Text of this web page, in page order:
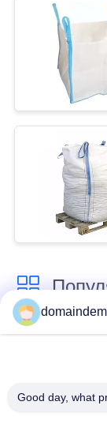
Мешки Ziplock
Биодеградабле
Good day, what